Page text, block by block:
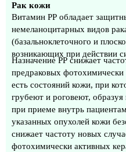
Рак кожи
Витамин РР обладает
немеланоцитарных видов
(базальноклеточного и
возникающих при действии
Назначение РР снижает
предраковых фотохимически
есть состояний кожи, при
грубеют и роговеют,
при приеме внутрь
указанных опухолей кожи
снижает частоту новых
фотохимически активных